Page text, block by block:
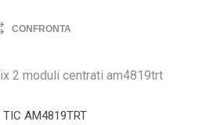
CONFRONTA
2 moduli centrati am4819trt
TIC AM4819TRT